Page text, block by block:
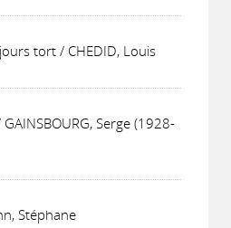
tort / CHEDID, Louis
Serge (1928-
Stéphane